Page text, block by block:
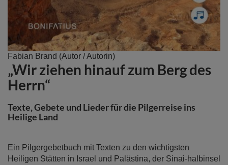
Fabian Brand (Autor / Autorin)
„Wir ziehen hinauf zum Berg des
Herrn“
Texte, Gebete und Lieder für die Pilgerreise ins
Heilige Land
Ein Pilgergebetbuch mit Texten zu den wichtigsten
Heiligen Stätten in Israel und Palästina, der Sinai-halbinsel
Zum
Anfang
der
Bildergalerie